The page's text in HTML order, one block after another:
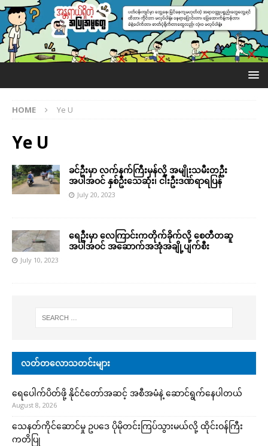
HOME Ye U
Ye U
ခင်ဦးမှာ လက်နက်ကြီးမှန်လို့ အမျိုးသမီးတဦး
အပါအဝင် နှစ်ဦးသေဆုံး၊ ငါးဦးဒဏ်ရာရပြန်
July 20, 2023
ရေဦးမှာ လေကြာင်းကတိုက်ခိုက်လို့ စေတီတဆူ
အပါအဝင် အဆောက်အအုံအချို့ပျက်စီး
July 10, 2023
လတ်တလောသတင်းများ
ရေပေါက်ပိတ်ဖို့ နိုင်ငံတော်အဆင့် အစီအမံနဲ့ ဆောင်ရွက်နေပါတယ်
August 8, 2026
သေနတ်ကိုင်ဆောင်မှု ဥပဒေ ပိုမိုတင်းကြပ်သွားမယ်လို့ ထိုင်းဝန်ကြီး
ကတိပြု